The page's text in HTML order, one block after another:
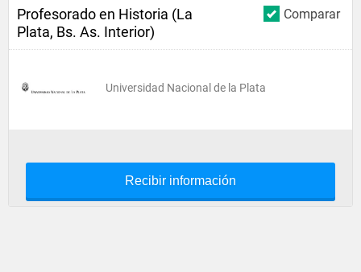
Comparar
Profesorado en Historia (La
Plata, Bs. As. Interior)
Universidad Nacional de la Plata
Recibir información